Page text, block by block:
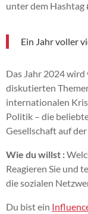
unter dem Hashtag
Ein Jahr voller
Das Jahr 2024
diskutierten
internationalen
Politik – die
Gesellschaft auf
Wie du willst :
Reagieren Sie und
die sozialen
Du bist ein